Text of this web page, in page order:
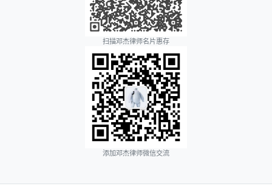
扫描邓杰律师名片惠存
添加邓杰律师微信交流